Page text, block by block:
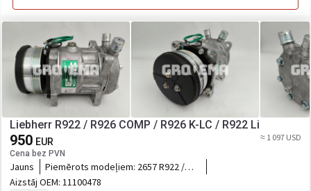
Liebherr R922 / R926 COMP / R926 K-LC / R922 Li
950 EUR
Cena bez PVN
≈ 1 097 USD
Jauns Piemērots modeļiem: 2657 R922 /
R926 COMP / R926 K-LC / R922 Li
Aizstāj OEM: 11100478